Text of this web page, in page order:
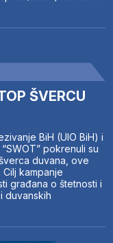
ŠVERCU
BiH (UIO BiH) i
pokrenuli su
duvana, ove
kampanje
građana o štetnosti i
duvanskih